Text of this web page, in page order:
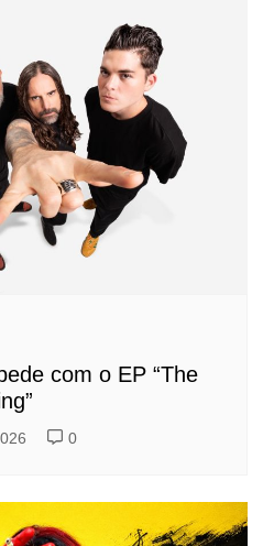
com o EP “The
0